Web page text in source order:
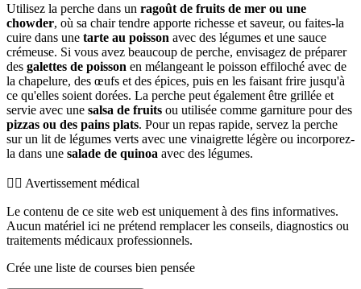
Utilisez la perche dans un ragoût de fruits de mer ou une
chowder, où sa chair tendre apporte richesse et saveur, ou faites-la
cuire dans une tarte au poisson avec des légumes et une sauce
crémeuse. Si vous avez beaucoup de perche, envisagez de préparer
des galettes de poisson en mélangeant le poisson effiloché avec de
la chapelure, des œufs et des épices, puis en les faisant frire jusqu'à
ce qu'elles soient dorées. La perche peut également être grillée et
servie avec une salsa de fruits ou utilisée comme garniture pour des
pizzas ou des pains plats. Pour un repas rapide, servez la perche
sur un lit de légumes verts avec une vinaigrette légère ou incorporez-
la dans une salade de quinoa avec des légumes.
👨‍⚕️️ Avertissement médical
Le contenu de ce site web est uniquement à des fins informatives.
Aucun matériel ici ne prétend remplacer les conseils, diagnostics ou
traitements médicaux professionnels.
Crée une liste de courses bien pensée